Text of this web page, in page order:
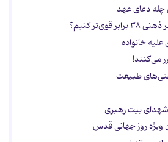
دعای عهد
کنیم؟
می‌کنند!
طبیعت
شهدای بیت رهبری
روز جهانی قدس